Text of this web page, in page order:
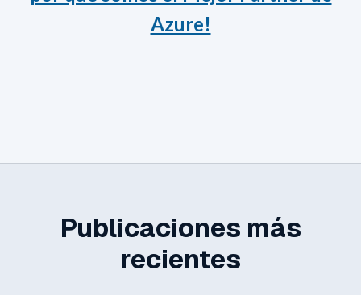
Azure!
Publicaciones más
recientes